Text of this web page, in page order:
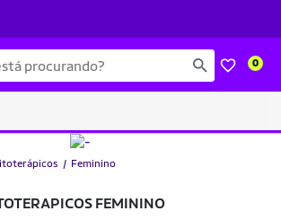
0
Feminino
FEMININO